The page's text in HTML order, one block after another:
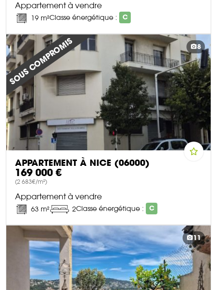
Appartement à vendre
19 m²Classe énergétique : C
DÉCOUVRIR CE BIEN
SOUS COMPROMIS 8
APPARTEMENT À NICE (06000)
169 000 €
(2 683€/m²)
Appartement à vendre
63 m² 2Classe énergétique : C
DÉCOUVRIR CE BIEN
11